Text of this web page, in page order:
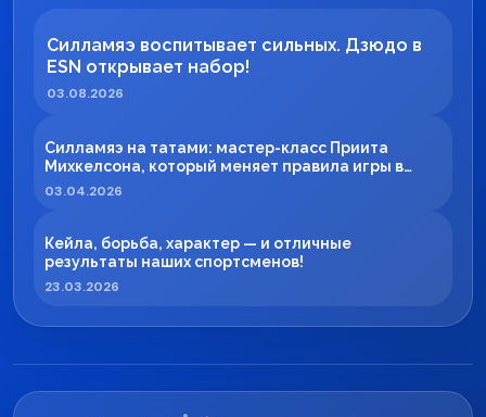
Силламяэ воспитывает сильных. Дзюдо в
ESN открывает набор!
03.08.2026
Силламяэ на татами: мастер-класс Приита
Михкелсона, который меняет правила игры в
регионе
03.04.2026
Кейла, борьба, характер — и отличные
результаты наших спортсменов!
23.03.2026